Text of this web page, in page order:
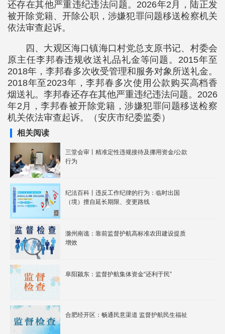
还存在其他严重违纪违法问题。2026年2月，陆正发
被开除党籍、开除公职，涉嫌犯罪问题移送检察机关
依法审查起诉。
四、大观区海口镇海口村党总支原书记、村委会
原主任李邦春违规收送礼品礼金等问题。2015年至
2018年，李邦春多次收受管理和服务对象所送礼金。
2018年至2023年，李邦春多次使用公款购买高档香
烟送礼。李邦春还存在其他严重违纪违法问题。2026
年2月，李邦春被开除党籍，涉嫌犯罪问题移送检察
机关依法审查起诉。（安庆市纪委监委）
相关阅读
三堂会审丨精准定性违规接待及挪用资金/公款
行为
纪法百科丨违反工作纪律的行为：临时出国
（境）擅自延长期限、变更路线
滁州南谯：靠前监督护航高标准农田建设提质
增效
阜阳颍东：监督护航集体资金“还利于民”
合肥经开区：畅通民意渠道 监督护航民生福祉